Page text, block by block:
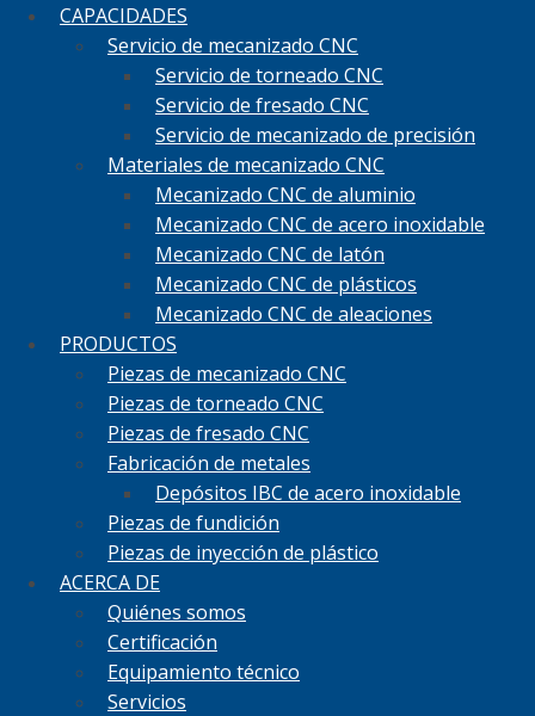
CAPACIDADES
Servicio de mecanizado CNC
Servicio de torneado CNC
Servicio de fresado CNC
Servicio de mecanizado de precisión
Materiales de mecanizado CNC
Mecanizado CNC de aluminio
Mecanizado CNC de acero inoxidable
Mecanizado CNC de latón
Mecanizado CNC de plásticos
Mecanizado CNC de aleaciones
PRODUCTOS
Piezas de mecanizado CNC
Piezas de torneado CNC
Piezas de fresado CNC
Fabricación de metales
Depósitos IBC de acero inoxidable
Piezas de fundición
Piezas de inyección de plástico
ACERCA DE
Quiénes somos
Certificación
Equipamiento técnico
Servicios